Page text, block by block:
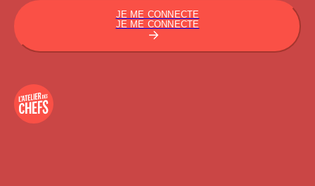
JE ME CONNECTE
JE ME CONNECTE